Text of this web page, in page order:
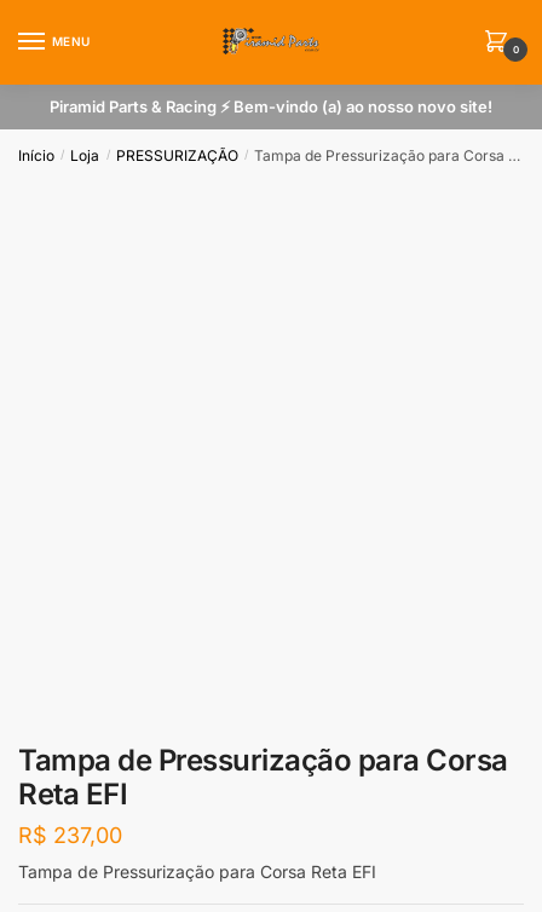
MENU
0
Piramid Parts & Racing ⚡ Bem-vindo (a) ao nosso novo site!
Início / Loja / PRESSURIZAÇÃO / Tampa de Pressurização para Corsa Reta EFI
Tampa de Pressurização para Corsa
Reta EFI
R$ 237,00
Tampa de Pressurização para Corsa Reta EFI